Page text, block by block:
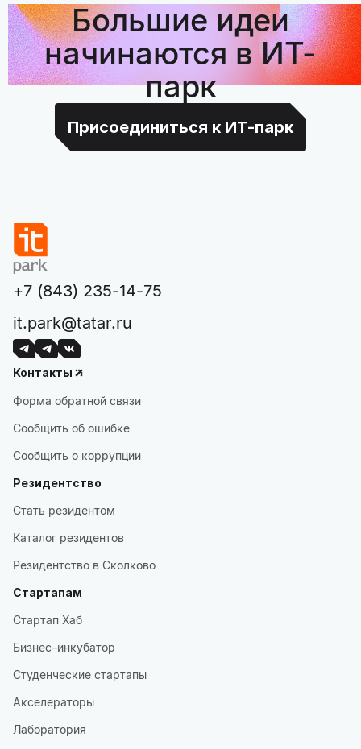
Большие идеи
начинаются в ИТ-
парк
Присоединиться к ИТ-парк
+7 (843) 235-14-75
it.park@tatar.ru
Контакты
Форма обратной связи
Сообщить об ошибке
Сообщить о коррупции
Резидентство
Стать резидентом
Каталог резидентов
Резидентство в Сколково
Стартапам
Стартап Хаб
Бизнес–инкубатор
Студенческие стартапы
Акселераторы
Лаборатория